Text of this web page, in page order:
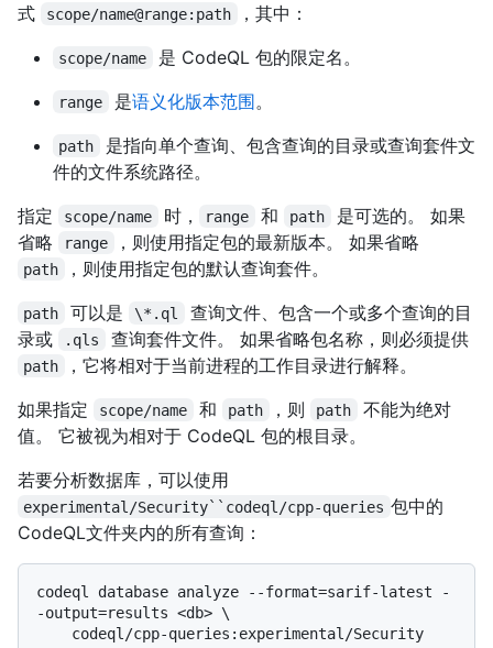
式
scope/name@range:path ，其中：
scope/name 是 CodeQL 包的限定名。
range 是语义化版本范围。
path
是指向单个查询、包含查询的目录或查询套件文
件的文件系统路径。
指定
scope/name 时， range 和 path
是可选的。 如果
省略
range ，则使用指定包的最新版本。 如果省略
path ，则使用指定包的默认查询套件。
path 可以是 \*.ql
查询文件、包含一个或多个查询的目
录或
.qls 查询套件文件。 如果省略包名称，则必须提供
path
，它将相对于当前进程的工作目录进行解释。
如果指定
scope/name 和 path ，则 path
不能为绝对
值。 它被视为相对于 CodeQL 包的根目录。
若要分析数据库，可以使用
experimental/Security``codeql/cpp-queries 包中的
CodeQL文件夹内的所有查询：
codeql database analyze --format=sarif-latest -
-output=results <db> \